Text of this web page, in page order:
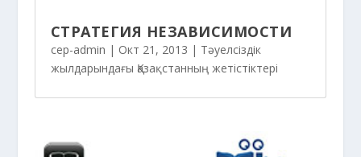
СТРАТЕГИЯ НЕЗАВИСИМОСТИ
cep-admin | Окт 21, 2013 | Тәуелсіздік
жылдарындағы Қазақстанның жетістіктері